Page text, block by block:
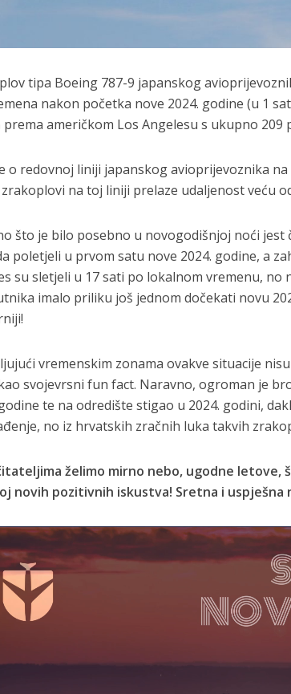
tipa Boeing 787-9 japanskog
nakon početka nove 2024. godine (u 1
prema američkom Los Angelesu s ukupno 209
o redovnoj liniji japanskog avioprijevoznika
na toj liniji prelaze udaljenost veću
što je bilo posebno u novogodišnjoj noći jest
poletjeli u prvom satu nove 2024. godine, a
su sletjeli u 17 sati po lokalnom vremenu, no
imalo priliku još jednom dočekati novu
vremenskim zonama ovakve situacije
svojevrsni fun fact. Naravno, ogroman je
te na odredište stigao u 2024. godini,
no iz hrvatskih zračnih luka takvih
želimo mirno nebo, ugodne letove,
novih pozitivnih iskustva! Sretna i uspješna